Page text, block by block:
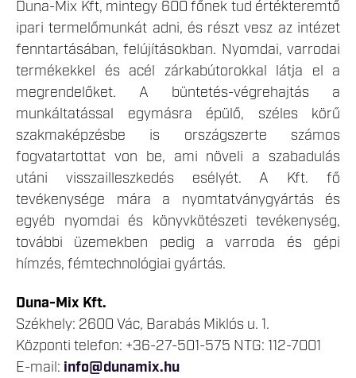
Duna-Mix Kft, mintegy 600 főnek tud értékteremtő
ipari termelőmunkát adni, és részt vesz az intézet
fenntartásában, felújításokban. Nyomdai, varrodai
termékekkel és acél zárkabútorokkal látja el a
megrendelőket. A büntetés-végrehajtás a
munkáltatással egymásra épülő, széles körű
szakmaképzésbe is országszerte számos
fogvatartottat von be, ami növeli a szabadulás
utáni visszailleszkedés esélyét. A Kft. fő
tevékenysége mára a nyomtatványgyártás és
egyéb nyomdai és könyvkötészeti tevékenység,
további üzemekben pedig a varroda és gépi
hímzés, fémtechnológiai gyártás.
Duna-Mix Kft.
Székhely: 2600 Vác, Barabás Miklós u. 1.
Központi telefon: +36-27-501-575 NTG: 112-7001
E-mail: info@dunamix.hu